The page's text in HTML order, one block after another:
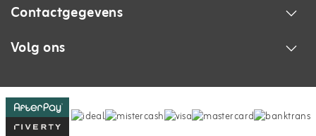
Contactgegevens
Volg ons